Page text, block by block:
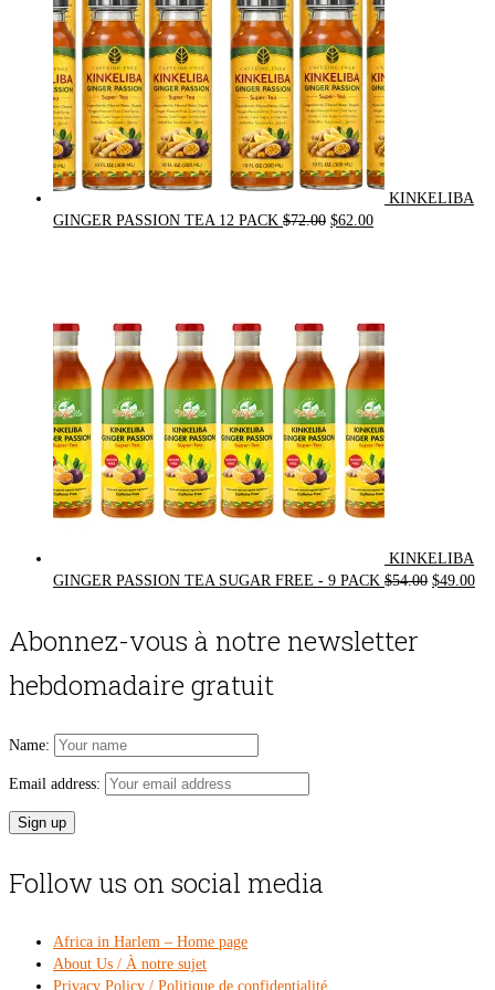
KINKELIBA
GINGER PASSION TEA 12 PACK $72.00 Original
$62.00Current
KINKELIBA
GINGER PASSION TEA SUGAR FREE - 9 PACK $54.00 Original
$49.00
Abonnez-vous à notre newsletter
hebdomadaire gratuit
Name:
Email address:
Follow us on social media
Africa in Harlem – Home page
About Us / À notre sujet
Privacy Policy / Politique de confidentialité